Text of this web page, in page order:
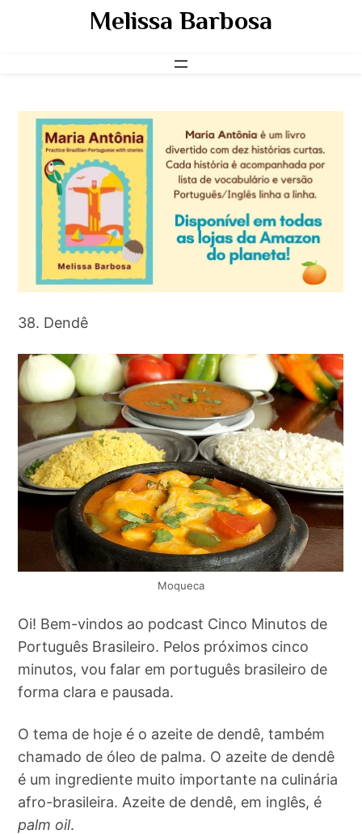
Melissa Barbosa
38. Dendê
Moqueca
Oi! Bem-vindos ao podcast Cinco Minutos de
Português Brasileiro. Pelos próximos cinco
minutos, vou falar em português brasileiro de
forma clara e pausada.
O tema de hoje é o azeite de dendê, também
chamado de óleo de palma. O azeite de dendê
é um ingrediente muito importante na culinária
afro-brasileira. Azeite de dendê, em inglês, é
palm oil.